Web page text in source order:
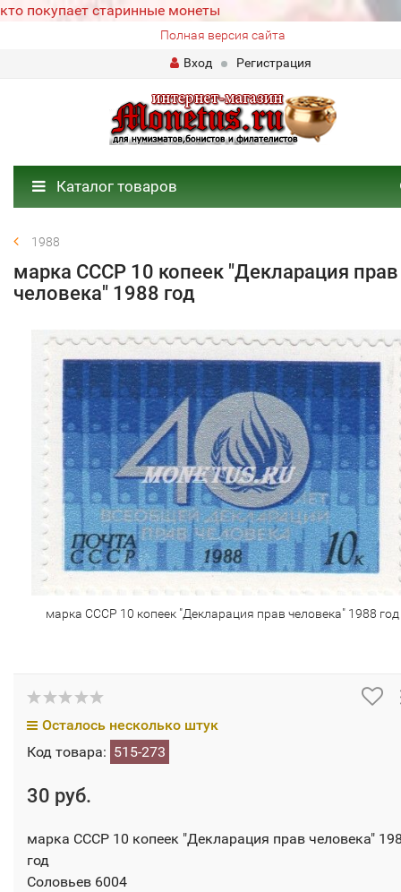
кто покупает старинные монеты
Полная версия сайта
Вход
Регистрация
Каталог товаров
1988
марка СССР 10 копеек "Декларация прав
человека" 1988 год
марка СССР 10 копеек "Декларация прав человека" 1988 год
Осталось несколько штук
Код товара: 515-273
30 руб.
марка СССР 10 копеек "Декларация прав человека"
год
Соловьев 6004